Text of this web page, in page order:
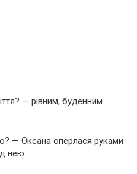
— рівним, буденним
— Оксана оперлася руками
нею.